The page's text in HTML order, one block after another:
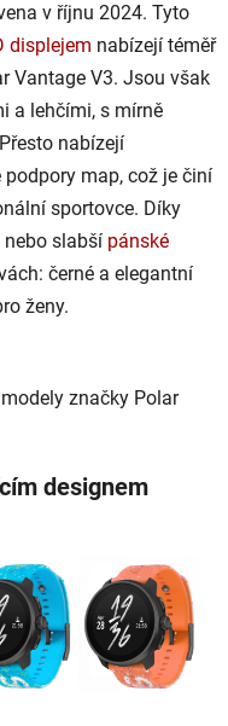
v říjnu 2024. Tyto
displejem nabízejí téměř
Vantage V3. Jsou však
a lehčími, s mírně
nabízejí
map, což je činí
sportovce. Díky
nebo slabší pánské
černé a elegantní
ženy.
značky Polar
designem